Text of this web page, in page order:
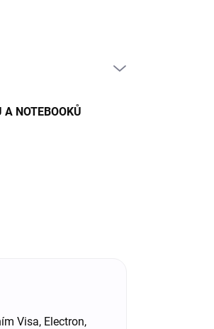
A NOTEBOOKŮ
Visa, Electron,